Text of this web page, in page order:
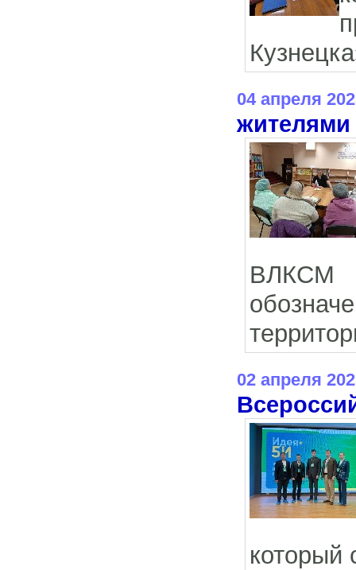
04 апреля
жителями
ВЛКСМ
02 апреля
который